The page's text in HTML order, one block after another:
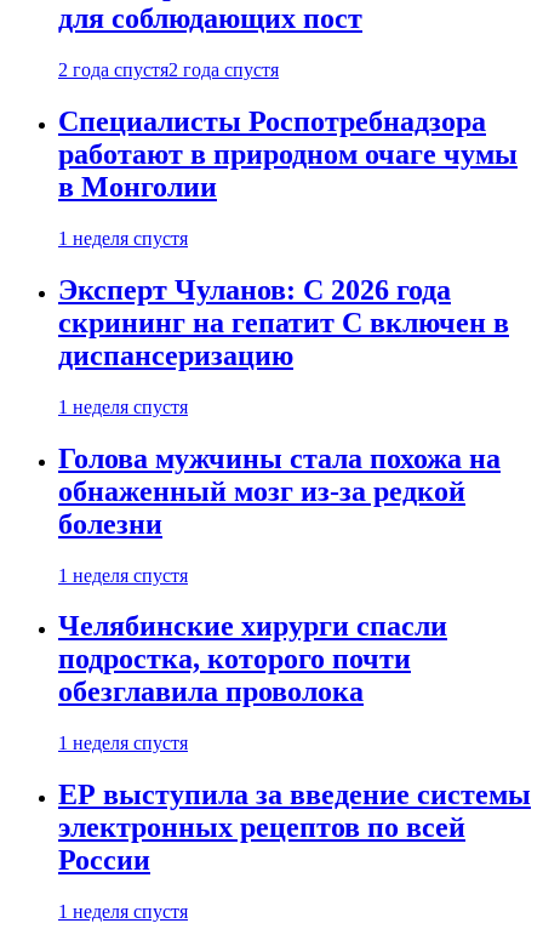
для соблюдающих пост
2 года спустя2 года спустя
Специалисты Роспотребнадзора
работают в природном очаге чумы
в Монголии
1 неделя спустя
Эксперт Чуланов: С 2026 года
скрининг на гепатит С включен в
диспансеризацию
1 неделя спустя
Голова мужчины стала похожа на
обнаженный мозг из-за редкой
болезни
1 неделя спустя
Челябинские хирурги спасли
подростка, которого почти
обезглавила проволока
1 неделя спустя
ЕР выступила за введение системы
электронных рецептов по всей
России
1 неделя спустя